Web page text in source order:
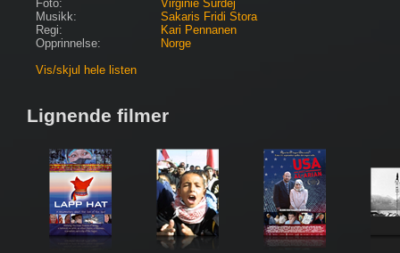
Foto:
Virginie Surdej
Musikk:
Sakaris Fridi Stora
Regi:
Kari Pennanen
Opprinnelse:
Norge
Vis/skjul hele listen
Lignende filmer